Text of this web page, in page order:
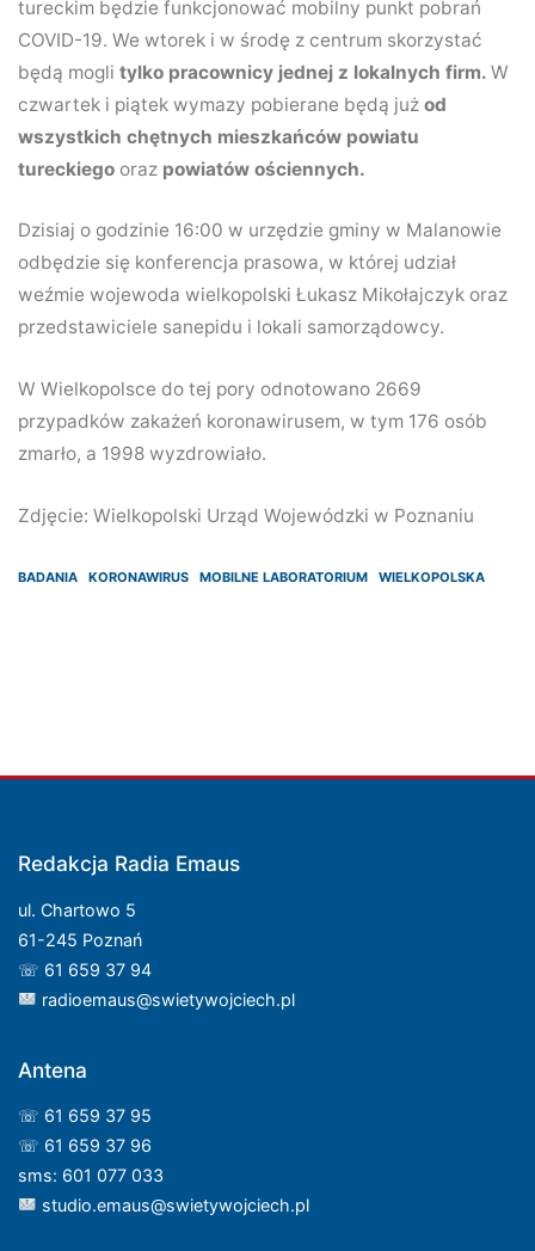
tureckim będzie funkcjonować mobilny punkt pobrań
COVID-19. We wtorek i w środę z centrum skorzystać
będą mogli tylko pracownicy jednej z lokalnych firm. W
czwartek i piątek wymazy pobierane będą już od
wszystkich chętnych mieszkańców powiatu
tureckiego oraz powiatów ościennych.
Dzisiaj o godzinie 16:00 w urzędzie gminy w Malanowie
odbędzie się konferencja prasowa, w której udział
weźmie wojewoda wielkopolski Łukasz Mikołajczyk oraz
przedstawiciele sanepidu i lokali samorządowcy.
W Wielkopolsce do tej pory odnotowano 2669
przypadków zakażeń koronawirusem, w tym 176 osób
zmarło, a 1998 wyzdrowiało.
Zdjęcie: Wielkopolski Urząd Wojewódzki w Poznaniu
BADANIA KORONAWIRUS MOBILNE LABORATORIUM WIELKOPOLSKA
Redakcja Radia Emaus
ul. Chartowo 5
61-245 Poznań
☏ 61 659 37 94
radioemaus@swietywojciech.pl
Antena
☏ 61 659 37 95
☏ 61 659 37 96
sms: 601 077 033
studio.emaus@swietywojciech.pl